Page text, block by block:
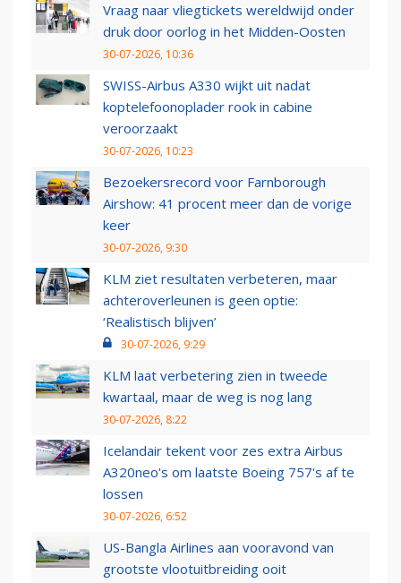
Vraag naar vliegtickets wereldwijd onder
druk door oorlog in het Midden-Oosten
30-07-2026, 10:36
SWISS-Airbus A330 wijkt uit nadat
koptelefoonoplader rook in cabine
veroorzaakt
30-07-2026, 10:23
Bezoekersrecord voor Farnborough
Airshow: 41 procent meer dan de vorige
keer
30-07-2026, 9:30
KLM ziet resultaten verbeteren, maar
achteroverleunen is geen optie:
‘Realistisch blijven’
30-07-2026, 9:29
KLM laat verbetering zien in tweede
kwartaal, maar de weg is nog lang
30-07-2026, 8:22
Icelandair tekent voor zes extra Airbus
A320neo's om laatste Boeing 757's af te
lossen
30-07-2026, 6:52
US-Bangla Airlines aan vooravond van
grootste vlootuitbreiding ooit